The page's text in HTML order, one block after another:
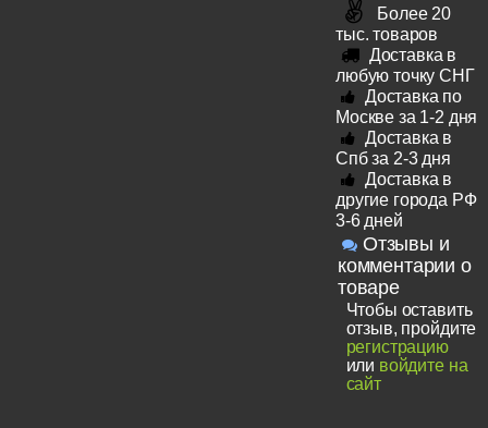
Более 20
тыс. товаров
Доставка в
любую точку СНГ
Доставка по
Москве за 1-2 дня
Доставка в
Спб за 2-3 дня
Доставка в
другие города РФ
3-6 дней
Отзывы и
комментарии о
товаре
Чтобы оставить
отзыв, пройдите
регистрацию
или войдите на
сайт